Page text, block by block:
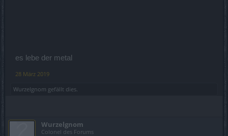
es lebe der metal
28 März 2019
Wurzelgnom gefällt dies.
Wurzelgnom
Colonel des Forums